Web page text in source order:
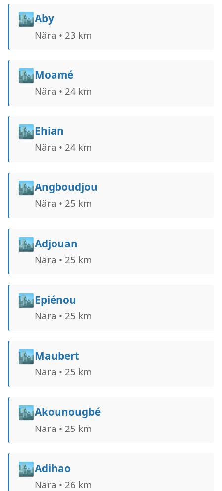
🏙️Aby
Nära • 23 km
🏙️Moamé
Nära • 24 km
🏙️Ehian
Nära • 24 km
🏙️Angboudjou
Nära • 25 km
🏙️Adjouan
Nära • 25 km
🏙️Epiénou
Nära • 25 km
🏙️Maubert
Nära • 25 km
🏙️Akounougbé
Nära • 25 km
🏙️Adihao
Nära • 26 km